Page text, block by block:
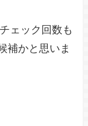
ェック回数も
補かと思いま